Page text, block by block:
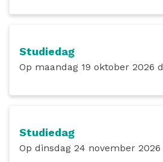
Studiedag
Op maandag 19 oktober 2026 de gehele dag
Studiedag
Op dinsdag 24 november 2026